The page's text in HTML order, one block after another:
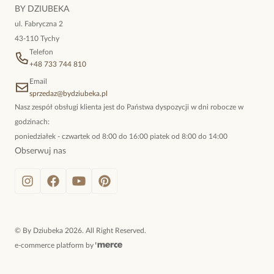
BY DZIUBEKA
ul. Fabryczna 2
43-110 Tychy
Telefon
+48 733 744 810
Email
sprzedaz@bydziubeka.pl
Nasz zespół obsługi klienta jest do Państwa dyspozycji w dni robocze w
godzinach:
poniedziałek - czwartek od 8:00 do 16:00 piatek od 8:00 do 14:00
Obserwuj nas
© By Dziubeka 2026. All Right Reserved.
e-commerce platform by